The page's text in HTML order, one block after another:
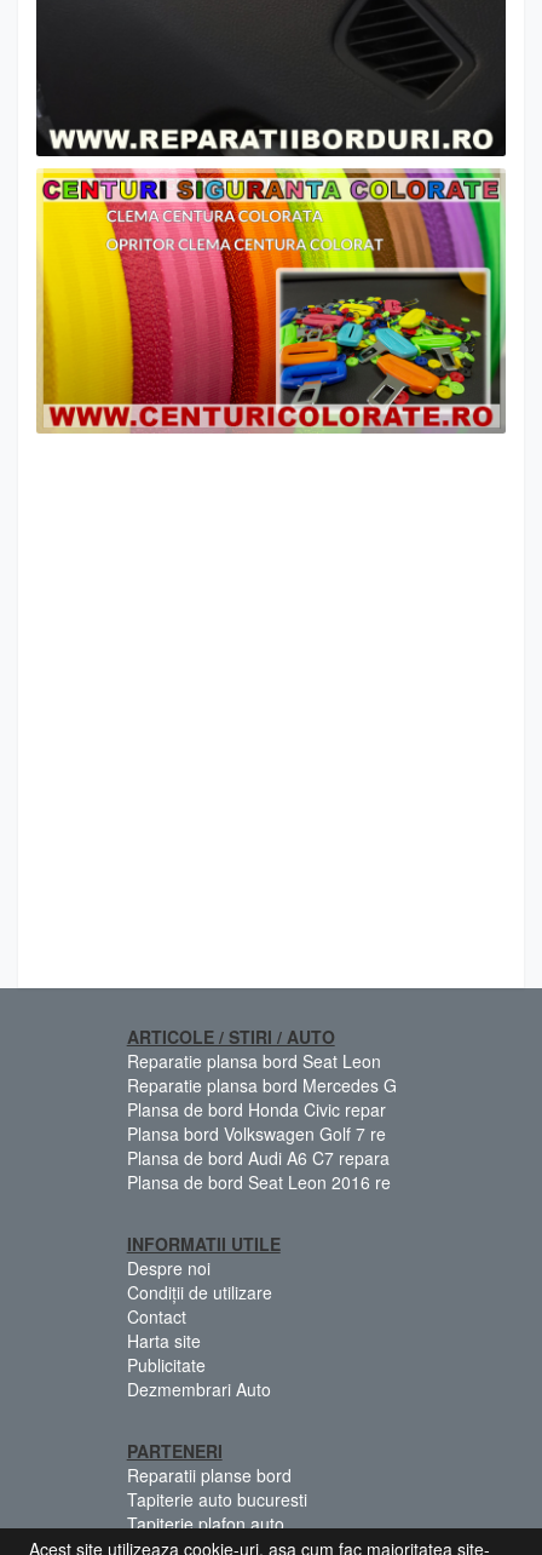
ARTICOLE / STIRI / AUTO
Reparatie plansa bord Seat Leon
Reparatie plansa bord Mercedes G
Plansa de bord Honda Civic repar
Plansa bord Volkswagen Golf 7 re
Plansa de bord Audi A6 C7 repara
Plansa de bord Seat Leon 2016 re
INFORMATII UTILE
Despre noi
Condiții de utilizare
Contact
Harta site
Publicitate
Dezmembrari Auto
PARTENERI
Reparatii planse bord
Tapiterie auto bucuresti
Tapiterie plafon auto
Centuri siguranta colorate
Acest site utilizeaza cookie-uri, asa cum fac majoritatea site-